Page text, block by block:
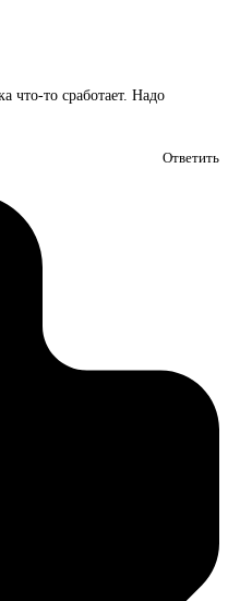
что-то сработает. Надо
Ответить